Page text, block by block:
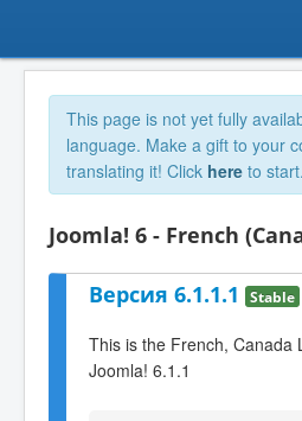
This page is not yet fully
language. Make a gift to your
translating it! Click here to start.
Joomla! 6 - French
Версия 6.1.1.1 Stable
This is the French, Canada
Joomla! 6.1.1